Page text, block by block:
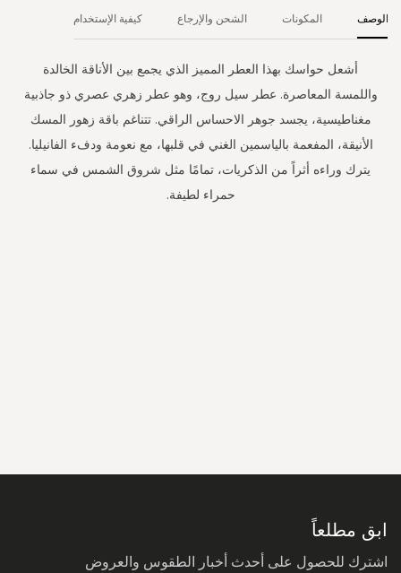
الوصف
أشعل حواسك بهذا العطر المميز الذي يجمع بين الأناقة الخالدة
واللمسة المعاصرة. عطر سيل روج، وهو عطر زهري عصري ذو جاذبية
مغناطيسية، يجسد جوهر الاحساس الراقي. تتناغم باقة زهور المسك
الأنيقة، المفعمة بالياسمين الغني في قلبها، مع نعومة ودفء الفانيليا.
يترك وراءه أثراً من الذكريات، تمامًا مثل شروق الشمس في سماء
حمراء لطيفة.
المكونات الشحن والإرجاع كيفية الإستخدام
ابق مطلعاً
اشترك للحصول على أحدث أخبار الطقوس والعروض